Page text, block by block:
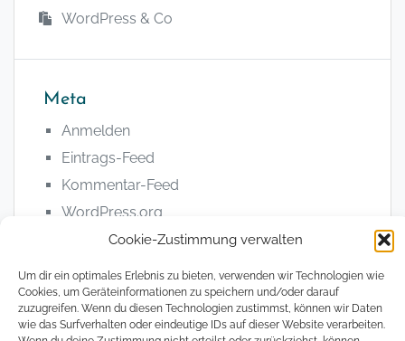
Cookie-Zustimmung verwalten
Um dir ein optimales Erlebnis zu bieten, verwenden wir Technologien wie
Cookies, um Geräteinformationen zu speichern und/oder darauf
zuzugreifen. Wenn du diesen Technologien zustimmst, können wir Daten
wie das Surfverhalten oder eindeutige IDs auf dieser Website verarbeiten.
WordPress & Co
Meta
Anmelden
Eintrags-Feed
Kommentar-Feed
WordPress.org
© 2008 - 2026, The Magical Digital Nomad